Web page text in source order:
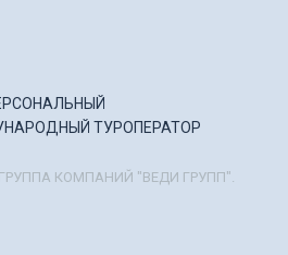
ТУРОПЕРАТОР
ГРУППА КОМПАНИЙ "ВЕДИ ГРУПП".